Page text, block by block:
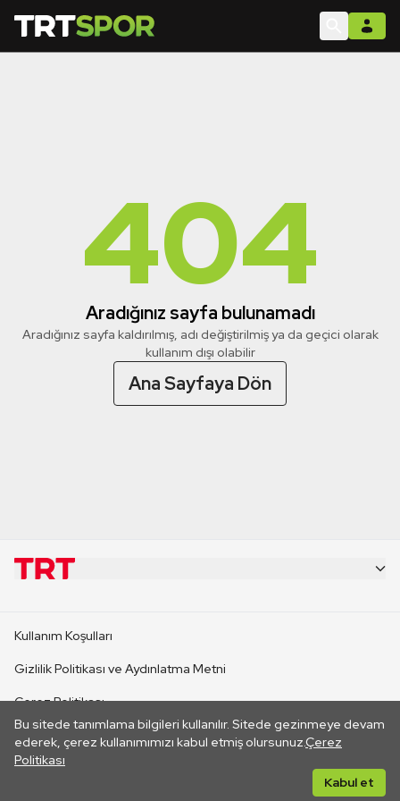
404
Aradığınız sayfa bulunamadı
Aradığınız sayfa kaldırılmış, adı değiştirilmiş ya da geçici olarak
kullanım dışı olabilir
Ana Sayfaya Dön
Bu sitede tanımlama bilgileri kullanılır. Sitede gezinmeye devam
ederek, çerez kullanımımızı kabul etmiş olursunuz.Çerez
Politikası
Kabul et
CANLI YAYINLAR
Kullanım Koşulları
Gizlilik Politikası ve Aydınlatma Metni
Çerez Politikası
İletişim
Her hakkı saklıdır. ©2026 TRT. Bağlantı yoluyla gidilen dış